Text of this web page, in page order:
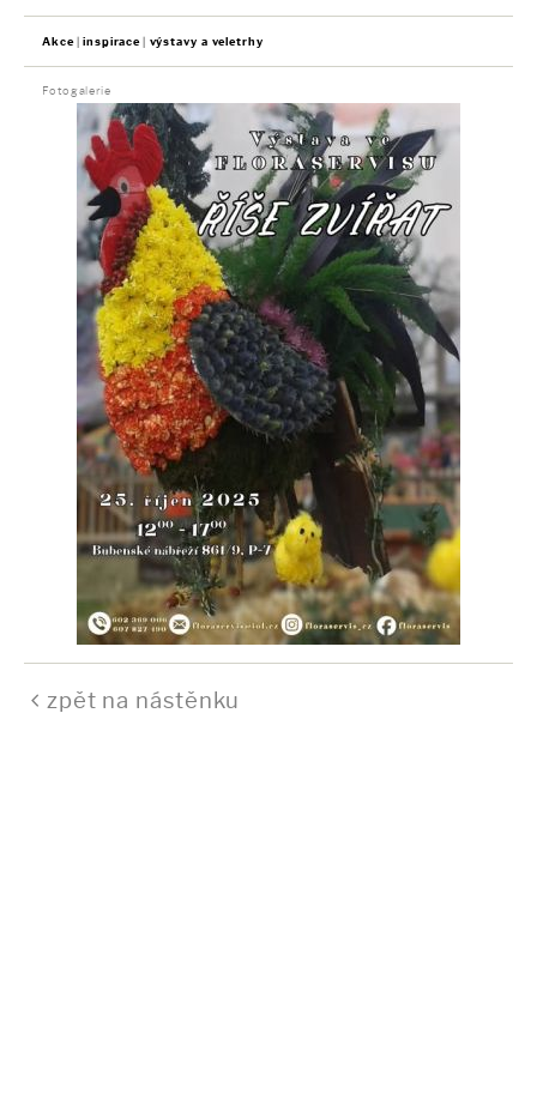
Akce inspirace výstavy a veletrhy
Fotogalerie
zpět na nástěnku